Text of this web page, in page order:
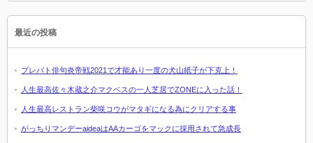
最近の投稿
プレバト俳句炎帝戦2021で才能あり一度の犬山紙子が下克上！
人生最高佐々木蔵之介マクベスの一人芝居でZONEに入った話！
人生最高レストラン柴咲コウがマタギになる為にクリアする事
がっちりマンデーaideaはAAカーゴをマックに採用されて急成長